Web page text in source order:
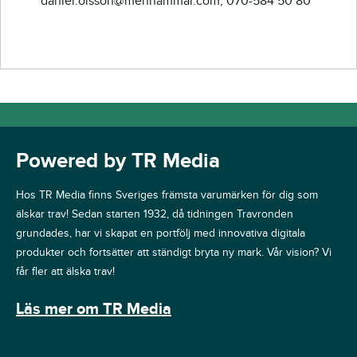
Powered by TR Media
Hos TR Media finns Sveriges främsta varumärken för dig som
älskar trav! Sedan starten 1932, då tidningen Travronden
grundades, har vi skapat en portfölj med innovativa digitala
produkter och fortsätter att ständigt bryta ny mark. Vår vision? Vi
får fler att älska trav!
Läs mer om TR Media